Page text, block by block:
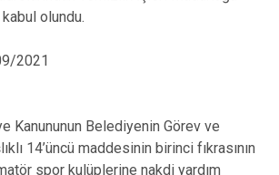
olundu.
2021
Kanununun Belediyenin Görev ve
14’üncü maddesinin birinci fıkrasının
spor kulüplerine nakdi yardım